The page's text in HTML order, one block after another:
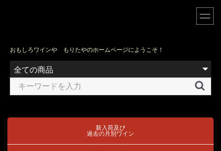
おもしろワインや もりたやのホームページにようこそ！
新入荷及び
過去の月別ワイン